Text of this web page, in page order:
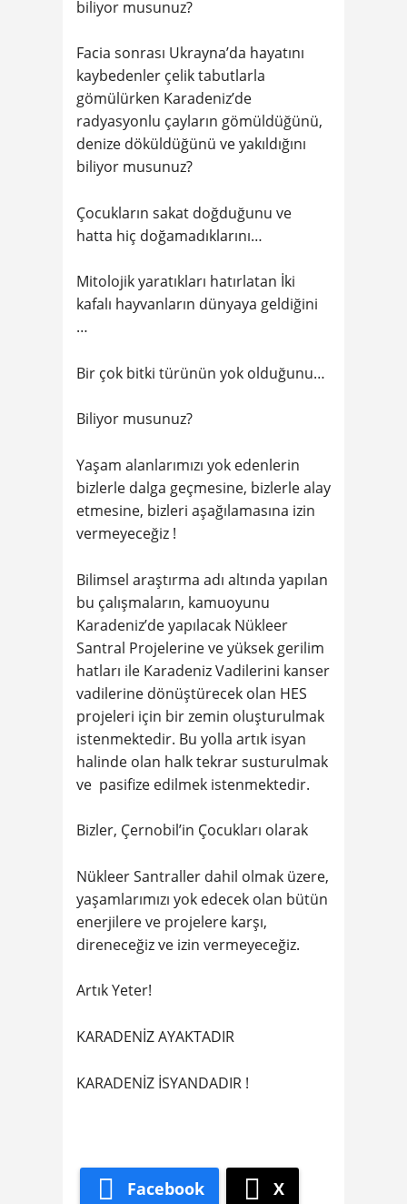
biliyor musunuz?
Facia sonrası Ukrayna’da hayatını
kaybedenler çelik tabutlarla
gömülürken Karadeniz’de
radyasyonlu çayların gömüldüğünü,
denize döküldüğünü ve yakıldığını
biliyor musunuz?
Çocukların sakat doğduğunu ve
hatta hiç doğamadıklarını…
Mitolojik yaratıkları hatırlatan İki
kafalı hayvanların dünyaya geldiğini
…
Bir çok bitki türünün yok olduğunu…
Biliyor musunuz?
Yaşam alanlarımızı yok edenlerin
bizlerle dalga geçmesine, bizlerle alay
etmesine, bizleri aşağılamasına izin
vermeyeceğiz !
Bilimsel araştırma adı altında yapılan
bu çalışmaların, kamuoyunu
Karadeniz’de yapılacak Nükleer
Santral Projelerine ve yüksek gerilim
hatları ile Karadeniz Vadilerini kanser
vadilerine dönüştürecek olan HES
projeleri için bir zemin oluşturulmak
istenmektedir. Bu yolla artık isyan
halinde olan halk tekrar susturulmak
ve pasifize edilmek istenmektedir.
Bizler, Çernobil’in Çocukları olarak
Nükleer Santraller dahil olmak üzere,
yaşamlarımızı yok edecek olan bütün
enerjilere ve projelere karşı,
direneceğiz ve izin vermeyeceğiz.
Artık Yeter!
KARADENİZ AYAKTADIR
KARADENİZ İSYANDADIR !
Facebook X